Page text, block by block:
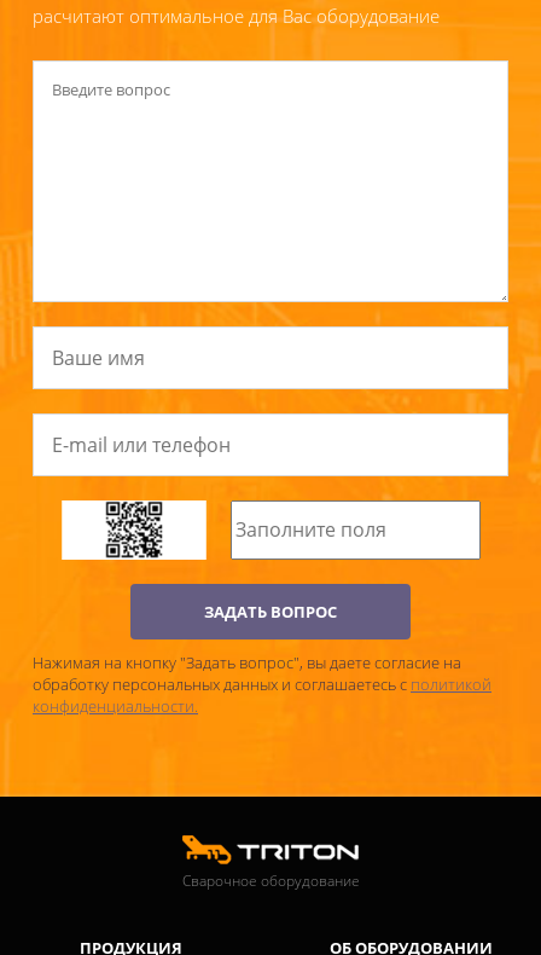
расчитают оптимальное для Вас оборудование
ЗАДАТЬ ВОПРОС
Нажимая на кнопку "Задать вопрос", вы даете согласие на
обработку персональных данных и соглашаетесь c политикой
конфиденциальности.
Сварочное оборудование
ПРОДУКЦИЯ ОБ ОБОРУДОВАНИИ